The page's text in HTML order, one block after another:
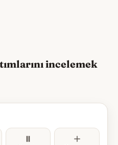
incelemek